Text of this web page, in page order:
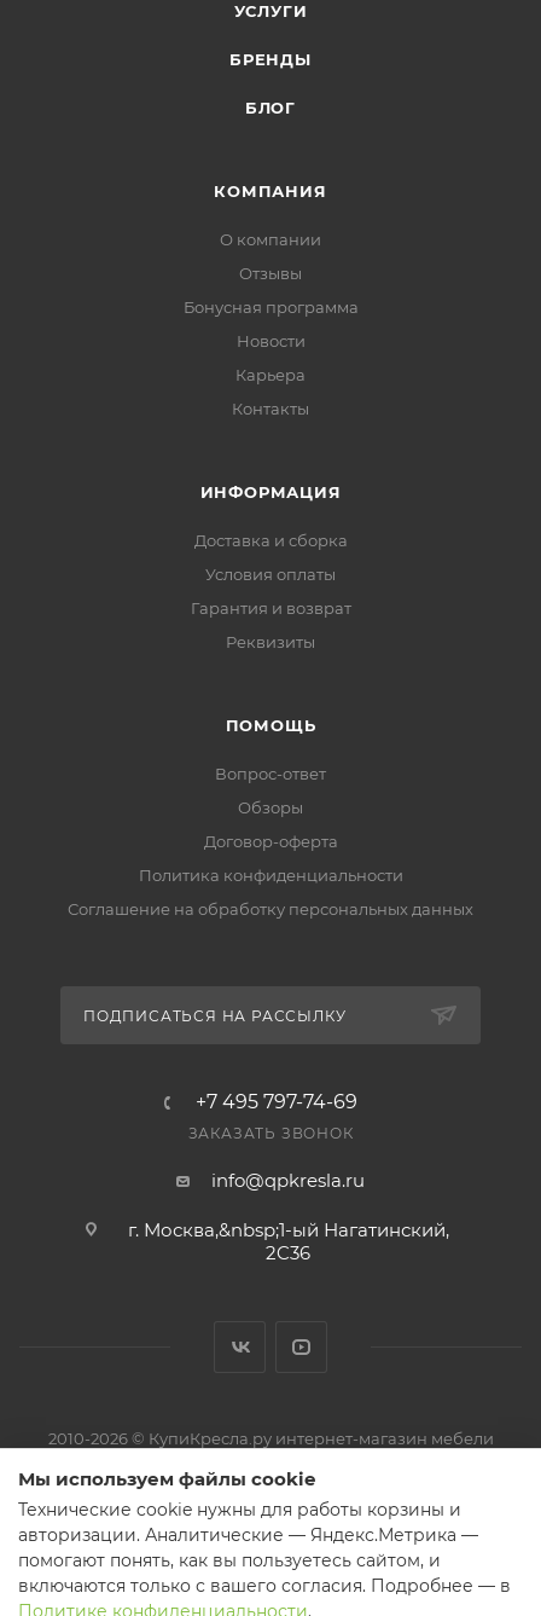
УСЛУГИ
БРЕНДЫ
БЛОГ
КОМПАНИЯ
О компании
Отзывы
Бонусная программа
Новости
Карьера
Контакты
ИНФОРМАЦИЯ
Доставка и сборка
Условия оплаты
Гарантия и возврат
Реквизиты
ПОМОЩЬ
Вопрос-ответ
Обзоры
Договор-оферта
Политика конфиденциальности
Соглашение на обработку персональных данных
ПОДПИСАТЬСЯ НА РАССЫЛКУ
+7 495 797-74-69
ЗАКАЗАТЬ ЗВОНОК
info@qpkresla.ru
г. Москва,&nbsp;1-ый Нагатинский,
2C36
2010-2026 © КупиКресла.ру интернет-магазин мебели
ИП Пирожков Кирилл Сергеевич · ОГРНИП 313774626800150 ·
ИНН 774319727521
Претензии и обращения — на электронную почту магазина или
через форму обратной связи.
Мы используем файлы cookie
Технические cookie нужны для работы корзины и
авторизации. Аналитические — Яндекс.Метрика —
помогают понять, как вы пользуетесь сайтом, и
включаются только с вашего согласия. Подробнее — в
Политике конфиденциальности.